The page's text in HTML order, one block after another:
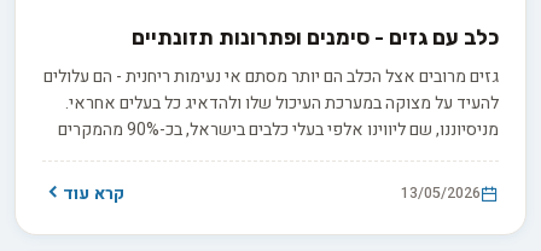
כלב עם גזים - סימנים ופתרונות תזונתיים
גזים מרובים אצל הכלב הם יותר מסתם אי נעימות ריחנית - הם עלולים
להעיד על מצוקה במערכת העיכול שלו ולהדאיג כל בעלים אחראי.
מניסיוננו, שם ליווינו אלפי בעלי כלבים בישראל, בכ-90% מהמקרים
המקור לבעיה הוא תזונתי ובר-פתרון. במדריך המעשי שלפניכם נצייד
אתכם בכלים לפענח את תפריט הכלב שלכם צעד-אחר-צעד: נזהה
את הגורמים הבעייתיים ברשימת הרכיבים, ונסביר מתי שינוי תזונתי
מספיק ומתי נדרש ייעוץ וטרינרי.
13/05/2026 קרא עוד